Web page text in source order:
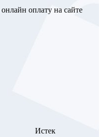
оплату на сайте
Истек